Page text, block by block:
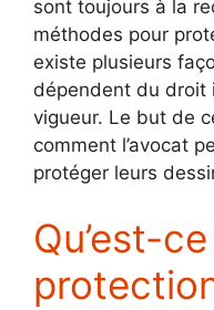
sont toujours à la
méthodes pour
existe plusieurs
dépendent du droit
vigueur. Le but de
comment l’avocat
protéger leurs
Qu’est-